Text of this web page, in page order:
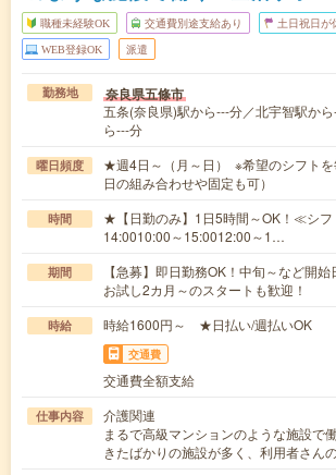
職種未経験OK 交通費別途支給あり 土日祝日が
WEB登録OK 派遣
勤務地 奈良県五條市
五条(奈良県)駅から---分／北宇智駅か
ら---分
曜日頻度
★週4日～（月～日） ※希望のシフト
日の組み合わせや固定も可）
時間
★【日勤のみ】1日5時間～OK！≪シ
14:0010:00～15:0012:00～1…
期間
【急募】即日勤務OK！中旬～など開
お試し2カ月～のスタートも歓迎！
時給 時給1600円～ ★日払い/週払いOK
交通費
交通費全額支給
仕事内容
介護関連
まるで高級マンションのような施設で
きたばかりの施設が多く、利用者さん